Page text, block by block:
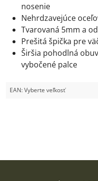
nosenie
Nehrdzavejúce
Tvarovaná 5mm a
Prešitá špička pre
Širšia pohodlná
vybočené palce
EAN:Vyberte veľkosť